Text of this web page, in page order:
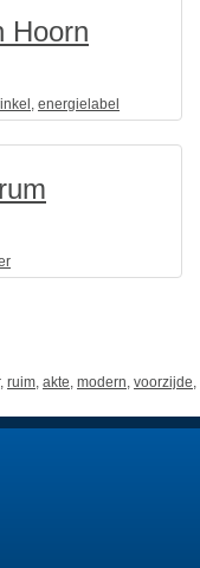
Hoorn
, energielabel
, ruim, akte, modern, voorzijde,